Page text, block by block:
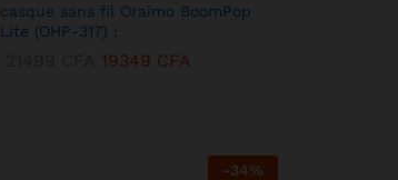
casque sans fil Oraimo BoomPop
Lite (OHP-317) :
19349 CFA
-34%